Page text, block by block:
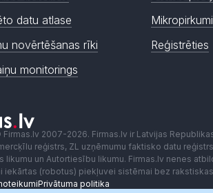
datu atlase
novērtēšanas rīki
monitorings
Mikropirkumi
Reģistrēties
2007-2026. Firmas.lv ir Latvijas
reģistrs, ZL uzņēmumu faktisko datu
likumu un Autortiesību likumu. Firmas.lv nenes
iekārtas (robotus) piekļuvei sistēmai bez
Privātuma politika